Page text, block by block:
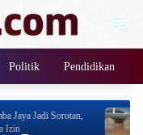
Politik Pendidikan
Jadi Sorotan,